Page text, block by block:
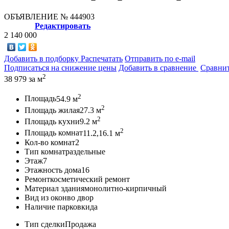
ОБЪЯВЛЕНИЕ № 444903
Редактировать
2 140 000
Добавить в подборку Распечатать Отправить по e-mail
Подписаться на снижение цены Добавить в сравнение
38 979 за м2
Площадь54.9 м2
Площадь жилая27.3 м2
Площадь кухни9.2 м2
Площадь комнат11.2,16.1 м2
Кол-во комнат2
Тип комнатраздельные
Этаж7
Этажность дома16
Ремонткосметический ремонт
Материал зданиямонолитно-кирпичный
Вид из оконво двор
Наличие парковкида
Тип сделкиПродажа